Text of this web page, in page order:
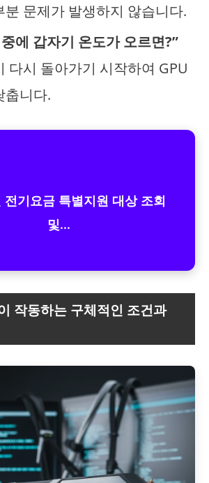
분 문제가 발생하지 않습니다.
에 갑자기 온도가 오르면?”
다시 돌아가기 시작하여 GPU
춥니다.
전기요금 특별지원 대상 조회
및...
작동하는 구체적인 조건과